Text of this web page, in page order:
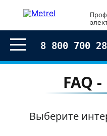
8 800 700
FAQ
Выберите